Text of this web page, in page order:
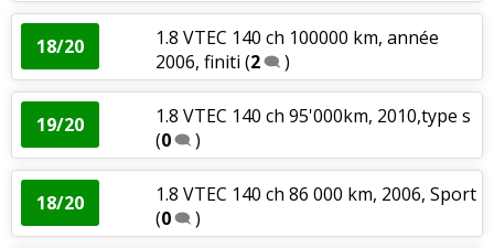
18/20
1.8 VTEC 140 ch 100000 km, année
2006, finiti (2 )
19/20
1.8 VTEC 140 ch 95'000km, 2010,type s
(0 )
18/20
1.8 VTEC 140 ch 86 000 km, 2006, Sport
(0 )